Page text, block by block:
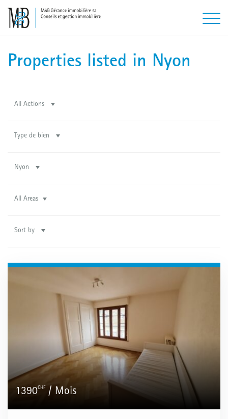
Properties listed in Nyon
All Actions
Type de bien
Nyon
All Areas
Sort by
1390CHF / Mois